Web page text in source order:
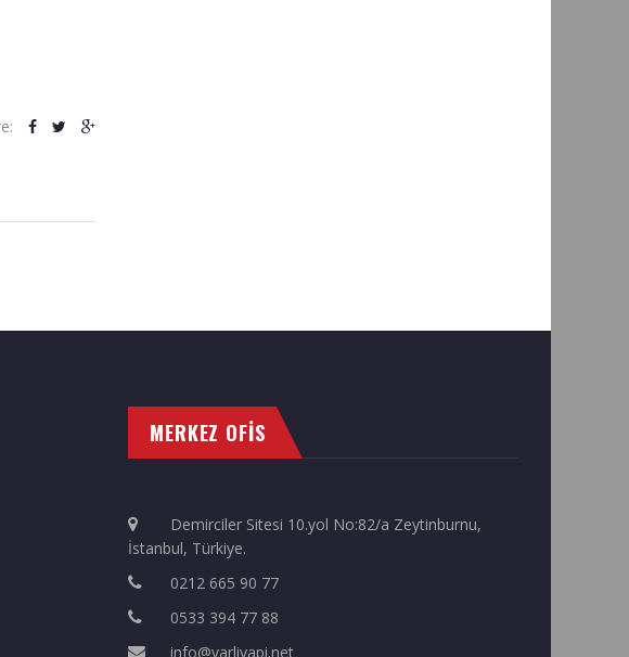
MERKEZ OFİS
Demirciler Sitesi 10.yol No:82/a Zeytinburnu,
İstanbul, Türkiye.
0212 665 90 77
0533 394 77 88
info@varliyapi.net